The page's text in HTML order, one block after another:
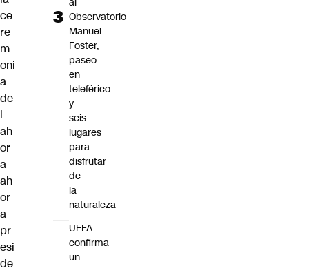
ce
re
m
oni
a
de
l
ah
or
a
ah
or
a
pr
esi
de
Observatorio
Manuel
Foster,
paseo
en
teleférico
y
seis
lugares
para
disfrutar
de
la
naturaleza
UEFA
confirma
un